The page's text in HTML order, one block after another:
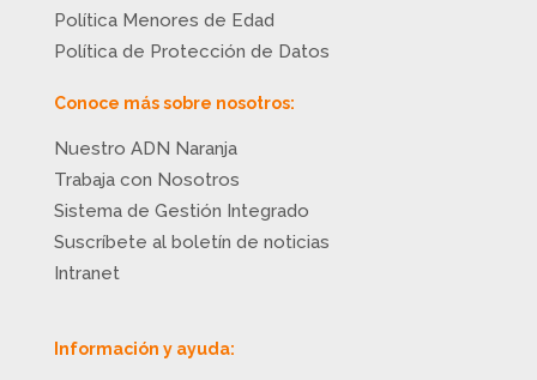
Política Menores de Edad
Política de Protección de Datos
Conoce más sobre nosotros:
Nuestro ADN Naranja
Trabaja con Nosotros
Sistema de Gestión Integrado
Suscríbete al boletín de noticias
Intranet
Información y ayuda: